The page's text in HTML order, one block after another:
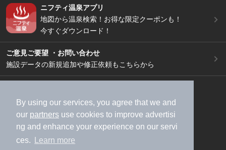
By using our services, you agree that we and
our partners use cookies to improve advertisi
ng and enhance your experience on our servi
ces.
Learn more
ニフティ温泉アプリ
地図から温泉検索！お得な限定クーポンも！
今すぐダウンロード！
ご意見ご要望 ・お問い合わせ
施設データの新規追加や修正依頼もこちらから
加盟店募集（資料請求）
広告出稿のご案内
利用規約
ライフスタイルMEMBERS+規約
特定商取引法に基づく表記
ヘルプ
採用情報
運営会社